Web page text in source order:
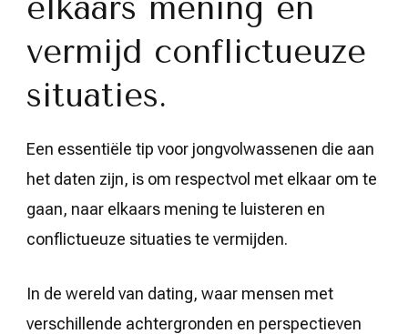
elkaars mening en
vermijd conflictueuze
situaties.
Een essentiële tip voor jongvolwassenen die aan
het daten zijn, is om respectvol met elkaar om te
gaan, naar elkaars mening te luisteren en
conflictueuze situaties te vermijden.
In de wereld van dating, waar mensen met
verschillende achtergronden en perspectieven